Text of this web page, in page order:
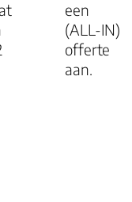
Type click
Garantie
Woongebruik
een
(ALL-IN)
offerte
aan.